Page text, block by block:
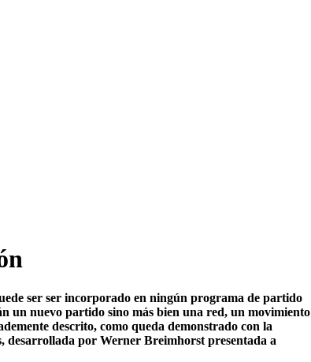
ser ser incorporado en ningún programa de partido
un nuevo partido sino más bien una red, un movimiento
descrito, como queda demonstrado con la
desarrollada por Werner Breimhorst presentada a